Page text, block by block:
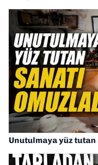
Unutulmaya yüz tutan